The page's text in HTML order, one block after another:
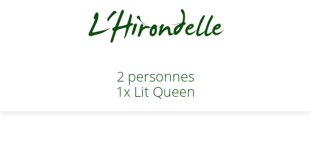
L'Hirondelle
2 personnes
1x Lit Queen